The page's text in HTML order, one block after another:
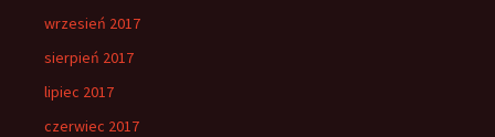
wrzesień 2017
sierpień 2017
lipiec 2017
czerwiec 2017